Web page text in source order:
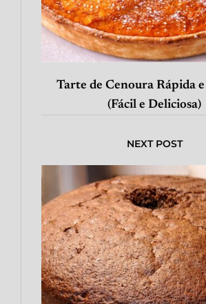
Tarte de Cenoura Rápida
(Fácil e Deliciosa)
NEXT POST